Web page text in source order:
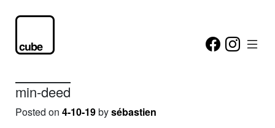
min-deed
Posted on 4-10-19bysébastien